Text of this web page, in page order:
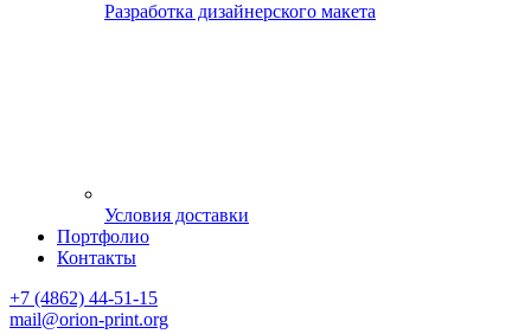
Разработка дизайнерского макета
Условия доставки
Портфолио
Контакты
+7 (4862) 44-51-15
mail@orion-print.org